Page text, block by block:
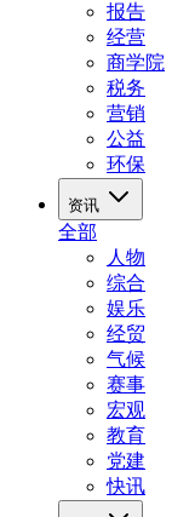
报告
经营
商学院
税务
营销
公益
环保
资讯
全部
人物
综合
娱乐
经贸
气候
赛事
宏观
教育
党建
快讯